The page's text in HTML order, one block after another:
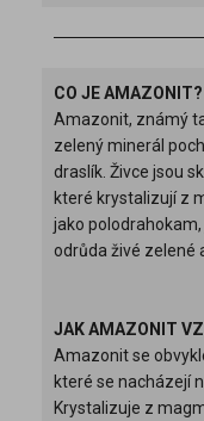
CO JE AMAZONIT?
Amazonit, známý
zelený minerál
draslík. Živce jsou
které krystalizují z
jako
odrůda živé zelené
JAK AMAZONIT
Amazonit se
které se nacházejí
Krystalizuje z